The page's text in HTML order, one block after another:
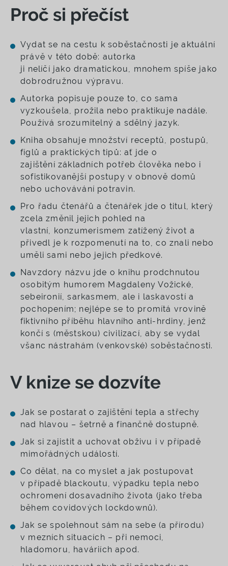
Proč si přečíst
Vydat se na cestu k soběstačnosti je aktuální
právě v této době: autorka
ji nelíčí jako dramatickou, mnohem spíše jako
dobrodružnou výpravu.
Autorka popisuje pouze to, co sama
vyzkoušela, prožila nebo praktikuje nadále.
Používá srozumitelný a sdělný jazyk.
Kniha obsahuje množství receptů, postupů,
fíglů a praktických tipů: ať jde o
zajištění základních potřeb člověka nebo i
sofistikovanější postupy v obnově domů
nebo uchovávání potravin.
Pro řadu čtenářů a čtenářek jde o titul, který
zcela změnil jejich pohled na
vlastní, konzumerismem zatížený život a
přivedl je k rozpomenutí na to, co znali nebo
uměli sami nebo jejich předkové.
Navzdory názvu jde o knihu prodchnutou
osobitým humorem Magdaleny Vožické,
sebeironií, sarkasmem, ale i laskavostí a
pochopením; nejlépe se to promítá vrovině
fiktivního příběhu hlavního anti-hrdiny, jenž
končí s (městskou) civilizací, aby se vydal
všanc nástrahám (venkovské) soběstačnosti.
V knize se dozvíte
Jak se postarat o zajištění tepla a střechy
nad hlavou – šetrně a finančně dostupně.
Jak si zajistit a uchovat obživu i v případě
mimořádných událostí.
Co dělat, na co myslet a jak postupovat
v případě blackoutu, výpadku tepla nebo
ochromení dosavadního života (jako třeba
během covidových lockdownů).
Jak se spolehnout sám na sebe (a přírodu)
v mezních situacích – při nemoci,
hladomoru, haváriích apod.